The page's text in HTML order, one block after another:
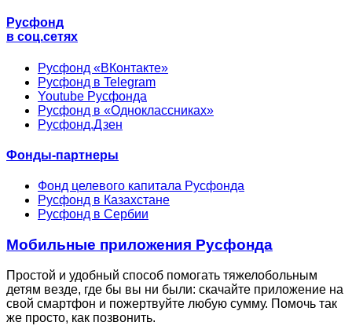
Русфонд
в соц.сетях
Русфонд «ВКонтакте»
Русфонд в Telegram
Youtube Русфонда
Русфонд в «Одноклассниках»
Русфонд.Дзен
Фонды-партнеры
Фонд целевого капитала Русфонда
Русфонд в Казахстане
Русфонд в Сербии
Мобильные приложения Русфонда
Простой и удобный способ помогать тяжелобольным
детям везде, где бы вы ни были: скачайте приложение на
свой смартфон и пожертвуйте любую сумму. Помочь так
же просто, как позвонить.